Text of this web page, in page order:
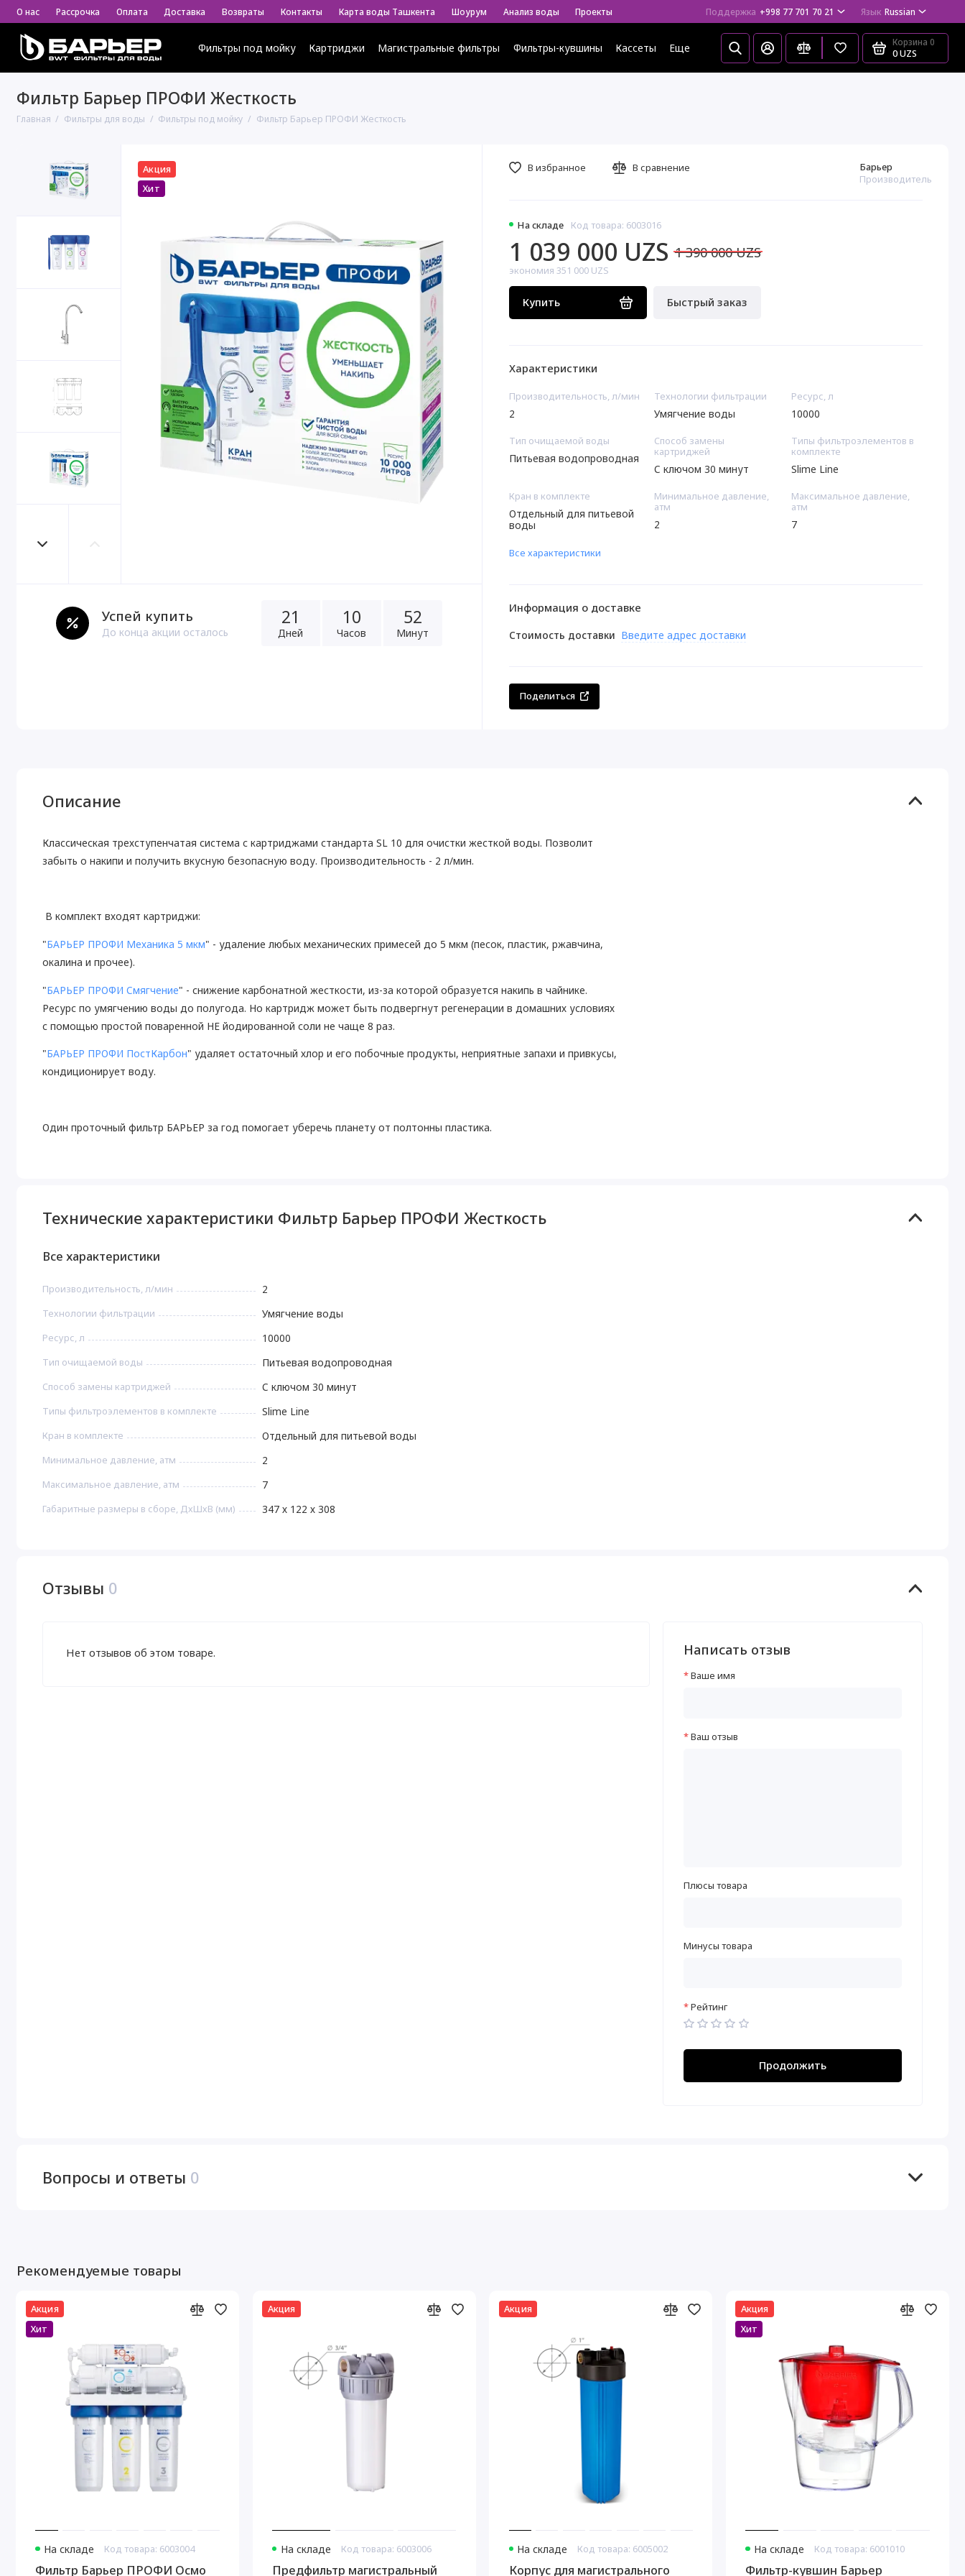
О нас Рассрочка Оплата Доставка Возвраты Контакты Карта воды Ташкента Шоурум Анализ воды Проекты Поддержка +998 77 701 70 21 Язык Russian
Фильтры под мойку Картриджи Магистральные фильтры Фильтры-кувшины Кассеты Еще Корзина 0
0 UZS
Фильтр Барьер ПРОФИ Жесткость
Главная Фильтры для воды Фильтры под мойку Фильтр Барьер ПРОФИ Жесткость
Акция
Хит
Успей купить
До конца акции осталось
21
Дней
10
Часов
52
Минут
На складе Код товара: 6003016
Барьер
Производитель
1 039 000 UZS 1 390 000 UZS
экономия 351 000 UZS
Купить Быстрый заказ
В избранное В сравнение
Характеристики
Производительность, л/мин
2
Технологии фильтрации
Умягчение воды
Ресурс, л
10000
Тип очищаемой воды
Питьевая водопроводная
Способ замены
картриджей
С ключом 30 минут
Типы фильтроэлементов в
комплекте
Slime Line
Кран в комплекте
Отдельный для питьевой
воды
Минимальное давление,
атм
2
Максимальное давление,
атм
7
Все характеристики
Информация о доставке
Стоимость доставки Введите адрес доставки
Поделиться
Описание
Классическая трехступенчатая система с картриджами стандарта SL 10 для очистки жесткой воды. Позволит
забыть о накипи и получить вкусную безопасную воду. Производительность - 2 л/мин.
В комплект входят картриджи:
"БАРЬЕР ПРОФИ Механика 5 мкм" - удаление любых механических примесей до 5 мкм (песок, пластик, ржавчина,
окалина и прочее).
"БАРЬЕР ПРОФИ Смягчение" - снижение карбонатной жесткости, из-за которой образуется накипь в чайнике.
Ресурс по умягчению воды до полугода. Но картридж может быть подвергнут регенерации в домашних условиях
с помощью простой поваренной НЕ йодированной соли не чаще 8 раз.
"БАРЬЕР ПРОФИ ПостКарбон" удаляет остаточный хлор и его побочные продукты, неприятные запахи и привкусы,
кондиционирует воду.
Один проточный фильтр БАРЬЕР за год помогает уберечь планету от полтонны пластика.
Технические характеристики Фильтр Барьер ПРОФИ Жесткость
Все характеристики
Производительность, л/мин 2
Технологии фильтрации Умягчение воды
Ресурс, л 10000
Тип очищаемой воды Питьевая водопроводная
Способ замены картриджей С ключом 30 минут
Типы фильтроэлементов в комплекте Slime Line
Кран в комплекте Отдельный для питьевой воды
Минимальное давление, атм 2
Максимальное давление, атм 7
Габаритные размеры в сборе, ДхШхВ (мм) 347 х 122 х 308
Отзывы 0
Нет отзывов об этом товаре. Написать отзыв
Ваше имя
Ваш отзыв
Плюсы товара
Минусы товара
Рейтинг
Продолжить
Вопросы и ответы 0
Рекомендуемые товары
Акция
Хит
На складе Код товара: 6003004
Фильтр Барьер ПРОФИ Осмо
Акция
На складе Код товара: 6003006
Предфильтр магистральный
Акция
На складе Код товара: 6005002
Корпус для магистрального
Акция
Хит
На складе Код товара: 6001010
Фильтр-кувшин Барьер